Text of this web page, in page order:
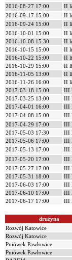
2016-08-27 17:00
II
2016-09-17 15:00
II
2016-09-24 15:00
II
2016-10-01 15:00
II
2016-10-08 15:30
II
2016-10-15 15:00
II
2016-10-22 15:00
II
2016-10-29 15:00
II
2016-11-05 13:00
II
2016-11-26 16:00
II
2017-03-18 15:00
III
2017-03-25 13:00
III
2017-04-01 16:00
III
2017-04-08 15:00
III
2017-04-29 17:00
III
2017-05-03 17:30
III
2017-05-06 17:00
III
2017-05-13 17:00
III
2017-05-20 17:00
III
2017-05-27 17:00
III
2017-05-31 18:00
III
2017-06-03 17:00
III
2017-06-10 17:00
III
2017-06-17 17:00
III
drużyna
Rozwój Katowice
Rozwój Katowice
Pniówek Pawłowice
Pniówek Pawłowice